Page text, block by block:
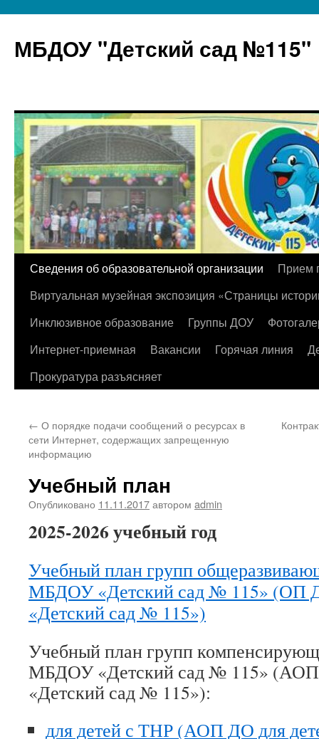
МБДОУ "Детский сад №115"
Перейти
содержимому
Сведения об образовательной организации
Прием
Виртуальная музейная экспозиция «Страницы
Инклюзивное образование
Группы ДОУ
Интернет-приемная
Вакансии Горячая линия
Прокуратура разъясняет
← О порядке подачи сообщений о ресурсах в
сети Интернет, содержащих запрещенную
информацию
Учебный план
Опубликовано 11.11.2017автором admin
2025-2026 учебный год
Учебный план групп
МБДОУ «Детский сад № 115»
«Детский сад № 115»)
Учебный план групп
МБДОУ «Детский сад № 115»
«Детский сад № 115»):
для детей с ТНР (АОП ДО для